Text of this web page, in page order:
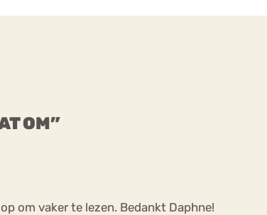
OM”
om vaker te lezen. Bedankt Daphne!